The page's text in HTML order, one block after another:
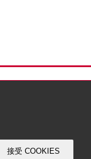
接受 COOKIES